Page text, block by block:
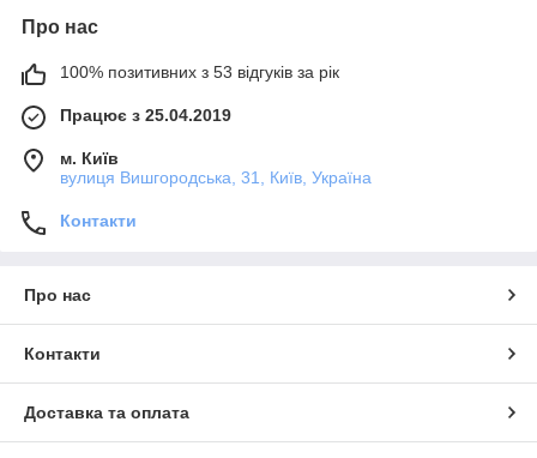
Про нас
100% позитивних з 53 відгуків за рік
Працює з 25.04.2019
м. Київ
вулиця Вишгородська, 31, Київ, Україна
Контакти
Про нас
Контакти
Доставка та оплата